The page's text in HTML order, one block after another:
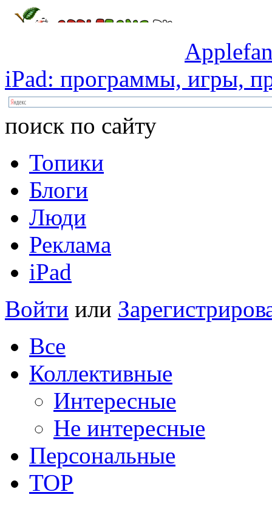
iPad: программы, игры,
поиск по сайту
Топики
Блоги
Люди
Реклама
iPad
Войти или
Все
Коллективные
Интересные
Не интересные
Персональные
TOP